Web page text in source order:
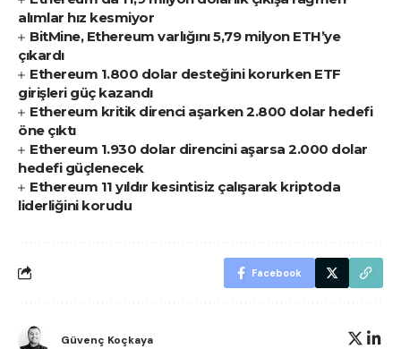
alımlar hız kesmiyor
BitMine, Ethereum varlığını 5,79 milyon ETH’ye
çıkardı
Ethereum 1.800 dolar desteğini korurken ETF
girişleri güç kazandı
Ethereum kritik direnci aşarken 2.800 dolar hedefi
öne çıktı
Ethereum 1.930 dolar direncini aşarsa 2.000 dolar
hedefi güçlenecek
Ethereum 11 yıldır kesintisiz çalışarak kriptoda
liderliğini korudu
Facebook
Güvenç Koçkaya